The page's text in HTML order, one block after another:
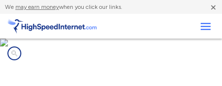
We may earn moneywhen you click our links. ×